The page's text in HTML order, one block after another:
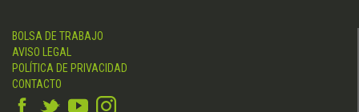
BOLSA DE TRABAJO
AVISO LEGAL
POLÍTICA DE PRIVACIDAD
CONTACTO